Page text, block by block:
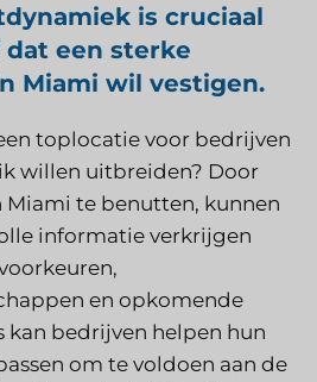
is cruciaal
een sterke
Miami wil vestigen.
toplocatie voor bedrijven
willen uitbreiden? Door
te benutten, kunnen
informatie verkrijgen
en opkomende
kan bedrijven helpen hun
om te voldoen aan de